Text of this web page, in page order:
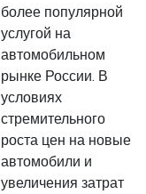
более популярной
услугой на
автомобильном
рынке России. В
условиях
стремительного
роста цен на новые
автомобили и
увеличения затрат